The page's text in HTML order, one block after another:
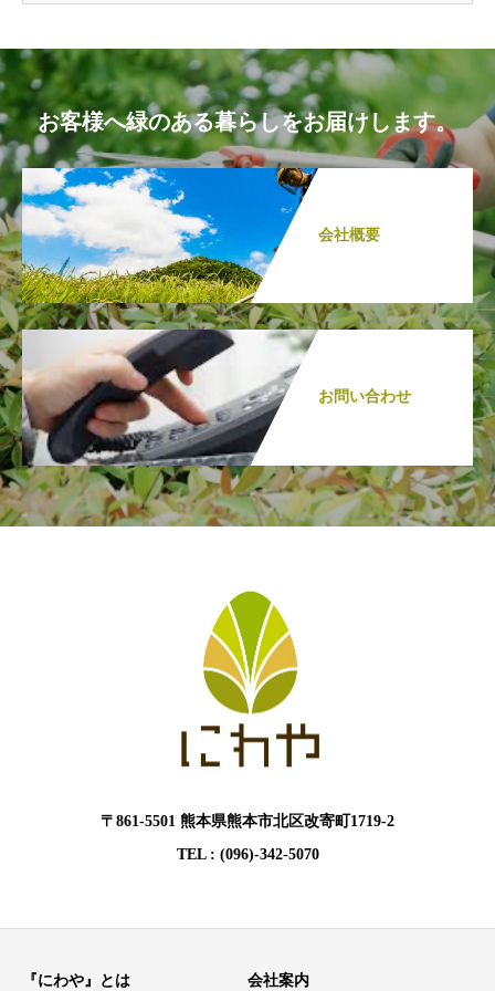
お客様へ緑のある暮らしをお届けします。
会社概要
お問い合わせ
〒861-5501 熊本県熊本市北区改寄町1719-2
TEL : (096)-342-5070
『にわや』とは 会社案内